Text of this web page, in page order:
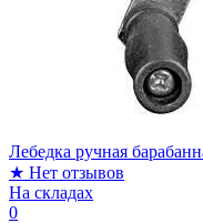
Лебедка ручная
★ Нет отзывов
На складах
0